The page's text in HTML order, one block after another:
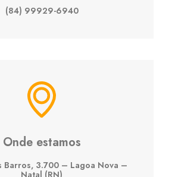
(84) 99929-6940
Onde estamos
Barros, 3.700 – Lagoa Nova –
Natal (RN)